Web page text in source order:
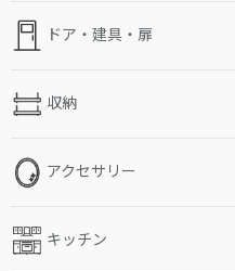
ドア・建具・扉
収納
アクセサリー
キッチン